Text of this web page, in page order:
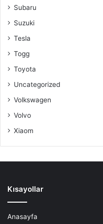
Subaru
Suzuki
Tesla
Togg
Toyota
Uncategorized
Volkswagen
Volvo
Xiaom
Kısayollar
Anasayfa